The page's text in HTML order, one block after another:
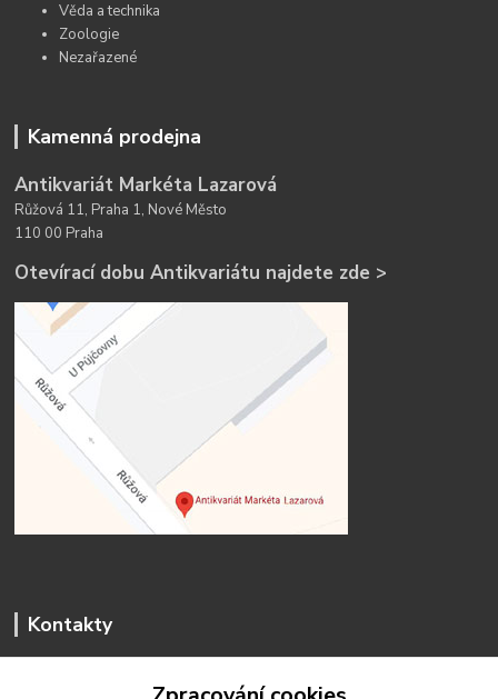
Věda a technika
Zoologie
Nezařazené
Kamenná prodejna
Antikvariát Markéta Lazarová
Růžová 11, Praha 1, Nové Město
110 00 Praha
Otevírací dobu Antikvariátu najdete zde >
Kontakty